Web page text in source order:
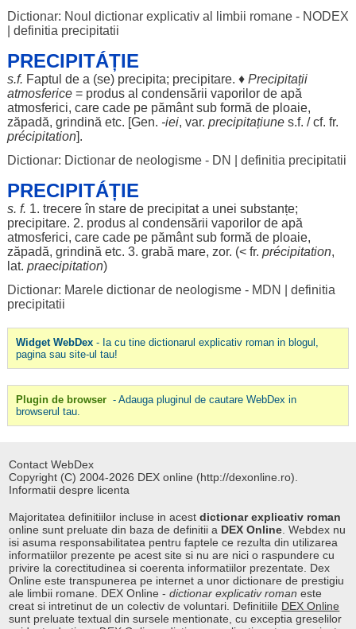
Dictionar: Noul dictionar explicativ al limbii romane - NODEX
definitia precipitatii
PRECIPITÁȚIE
s.f. Faptul de a (se) precipita; precipitare. ♦ Precipitații
atmosferice= produsal condensării vaporilorde apă
atmosferici, care cadepe pământsub formă de ploaie,
zăpadă, grindină etc. [Gen. -iei, var. precipitațiunes.f. / cf. fr.
précipitation].
Dictionar: Dictionar de neologisme - DN
definitia precipitatii
PRECIPITÁȚIE
s. f. 1. trecereîn starede precipitata unei substanțe;
precipitare. 2. produsal condensării vaporilorde apă
atmosferici, care cadepe pământsub formă de ploaie,
zăpadă, grindină etc. 3. grabă mare, zor. (< fr. précipitation,
lat. praecipitation)
Dictionar: Marele dictionar de neologisme - MDN
definitia
precipitatii
Widget WebDex- Ia cu tine dictionarul explicativ roman in blogul,
pagina sau site-ul tau!
Plugin de browser - Adauga pluginul de cautare WebDex in
browserul tau.
Contact WebDex
Copyright (C) 2004-2026 DEX online (http://dexonline.ro).
Informatii despre licenta
Majoritatea definitiilor incluse in acestdictionar explicativ roman
online sunt preluate din baza de definitii a DEX Online . Webdex nu
isi asuma responsabilitatea pentru faptele ce rezulta din utilizarea
informatiilor prezente pe acest site si nu are nici o raspundere cu
privire la corectitudinea si coerenta informatiilor prezentate. Dex
Online este transpunerea pe internet a unor dictionare de prestigiu
ale limbii romane. DEX Online -dictionar explicativ roman este
creat si intretinut de un colectiv de voluntari. Definitiile DEX Online
sunt preluate textual din sursele mentionate, cu exceptia greselilor